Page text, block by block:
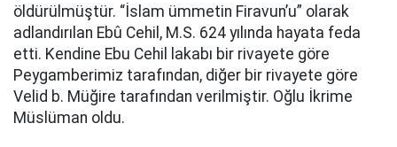
öldürülmüştür. “İslam ümmetin Firavun’u” olarak
adlandırılan Ebû Cehil, M.S. 624 yılında hayata feda
etti. Kendine Ebu Cehil lakabı bir rivayete göre
Peygamberimiz tarafından, diğer bir rivayete göre
Velid b. Müğire tarafından verilmiştir. Oğlu İkrime
Müslüman oldu.